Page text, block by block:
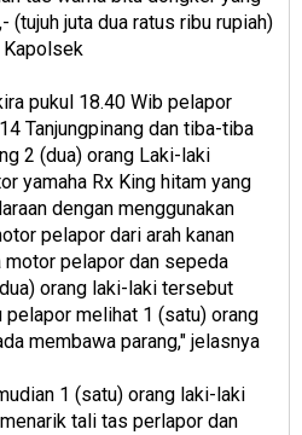
(tujuh juta dua ratus ribu rupiah)
Kapolsek
pukul 18.40 Wib pelapor
Tanjungpinang dan tiba-tiba
2 (dua) orang Laki-laki
yamaha Rx King hitam yang
dengan menggunakan
pelapor dari arah kanan
pelapor dan sepeda
orang laki-laki tersebut
melihat 1 (satu) orang
membawa parang," jelasnya
1 (satu) orang laki-laki
tali tas perlapor dan